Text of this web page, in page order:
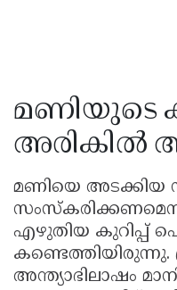
മണിയുടെ
അരികിൽ
മണിയെ അടക്കിയ
എഴുതിയ കുറിപ്പ്
അന്ത്യാഭിലാഷം